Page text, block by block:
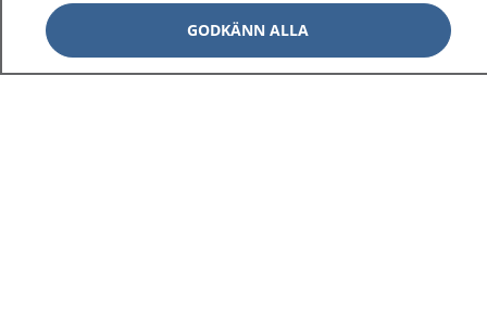
vårdärenden. Ring telefonnummer 1177 för
sjukvårdsrådgivning dygnet runt.
1177 ger dig råd när du vill må bättre.
GODKÄNN ALLA